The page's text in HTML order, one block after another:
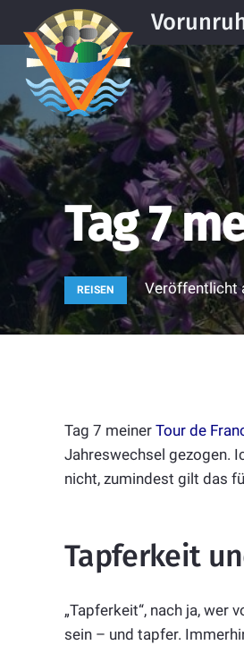
Tag 7
REISEN Veröffentlicht
Tag 7 meiner Tour de
Jahreswechsel gezogen.
nicht, zumindest gilt das
Tapferkeit
„Tapferkeit“, nach ja, wer
sein – und tapfer.